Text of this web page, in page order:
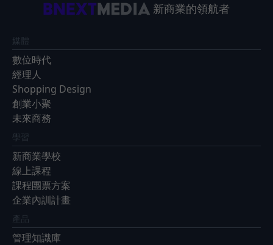
新商業的領航者
媒體
數位時代
經理人
Shopping Design
創業小聚
未來商務
學習
新商業學校
線上課程
課程團票方案
企業內訓計畫
產品
管理知識庫